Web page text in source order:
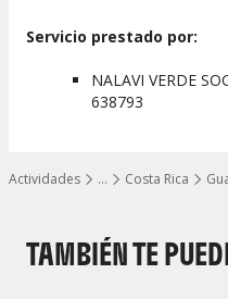
…
Mostrar todos los
Actividades Costa Rica
Servicio prestado por:
NALAVI VERDE
638793
TAMBIÉN TE